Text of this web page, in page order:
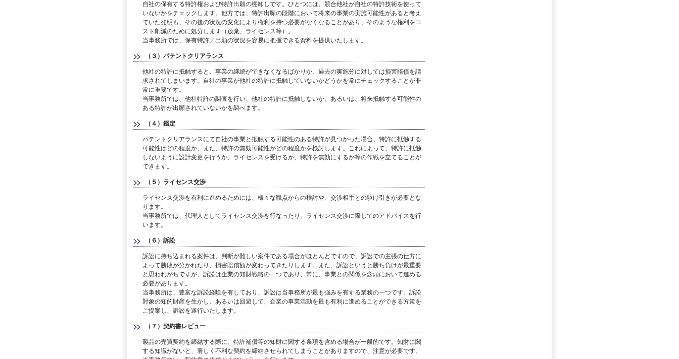
自社の保有する特許権および特許出願の棚卸しです。ひとつには、競合他社が自社の特許技術を使って
いないかをチェックします。他方では、特許出願の段階において将来の事業の実施可能性があると考え
ていた発明も、その後の状況の変化により権利を持つ必要がなくなることがあり、そのような権利をコ
スト削減のために処分します（放棄、ライセンス等）。
当事務所では、保有特許／出願の状況を容易に把握できる資料を提供いたします。
（３）パテントクリアランス
他社の特許に抵触すると、事業の継続ができなくなるばかりか、過去の実施分に対しては損害賠償を請
求されてしまいます。自社の事業が他社の特許に抵触していないかどうかを常にチェックすることが非
常に重要です。
当事務所では、他社特許の調査を行い、他社の特許に抵触しないか、あるいは、将来抵触する可能性の
ある特許が出願されていないかを調べます。
（４）鑑定
パテントクリアランスにて自社の事業と抵触する可能性のある特許が見つかった場合、特許に抵触する
可能性はどの程度か、また、特許の無効可能性がどの程度かを検討します。これによって、特許に抵触
しないように設計変更を行うか、ライセンスを受けるか、特許を無効にするか等の作戦を立てることが
できます。
（５）ライセンス交渉
ライセンス交渉を有利に進めるためには、様々な観点からの検討や、交渉相手との駆け引きが必要とな
ります。
当事務所では、代理人としてライセンス交渉を行なったり、ライセンス交渉に際してのアドバイスを行
います。
（６）訴訟
訴訟に持ち込まれる案件は、判断が難しい案件である場合がほとんどですので、訴訟での主張の仕方に
よって勝敗が分かれたり、損害賠償額が変わってきたりします。また、訴訟というと勝ち負けが最重要
と思われがちですが、訴訟は企業の知財戦略の一つであり、常に、事業との関係を念頭において進める
必要があります。
当事務所は、豊富な訴訟経験を有しており、訴訟は当事務所が最も強みを有する業務の一つです。訴訟
対象の知的財産を生かし、あるいは回避して、企業の事業活動を最も有利に進めることができる方策を
ご提案し、訴訟を遂行いたします。
（７）契約書レビュー
製品の売買契約を締結する際に、特許補償等の知財に関する条項を含める場合が一般的です。知財に関
する知識がないと、著しく不利な契約を締結させられてしまうことがありますので、注意が必要です。